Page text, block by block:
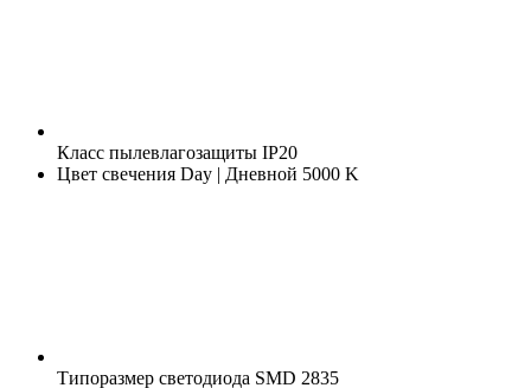
Класс пылевлагозащиты IP20
Цвет свечения Day | Дневной 5000 K
Типоразмер светодиода SMD 2835